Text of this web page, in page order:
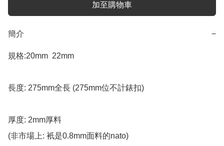
加至購物車
簡介 −
規格:20mm  22mm
長度: 275mm全長 (275mm位不計錶扣)
厚度: 2mm厚料
(非市場上: 衹是0.8mm面料的nato)